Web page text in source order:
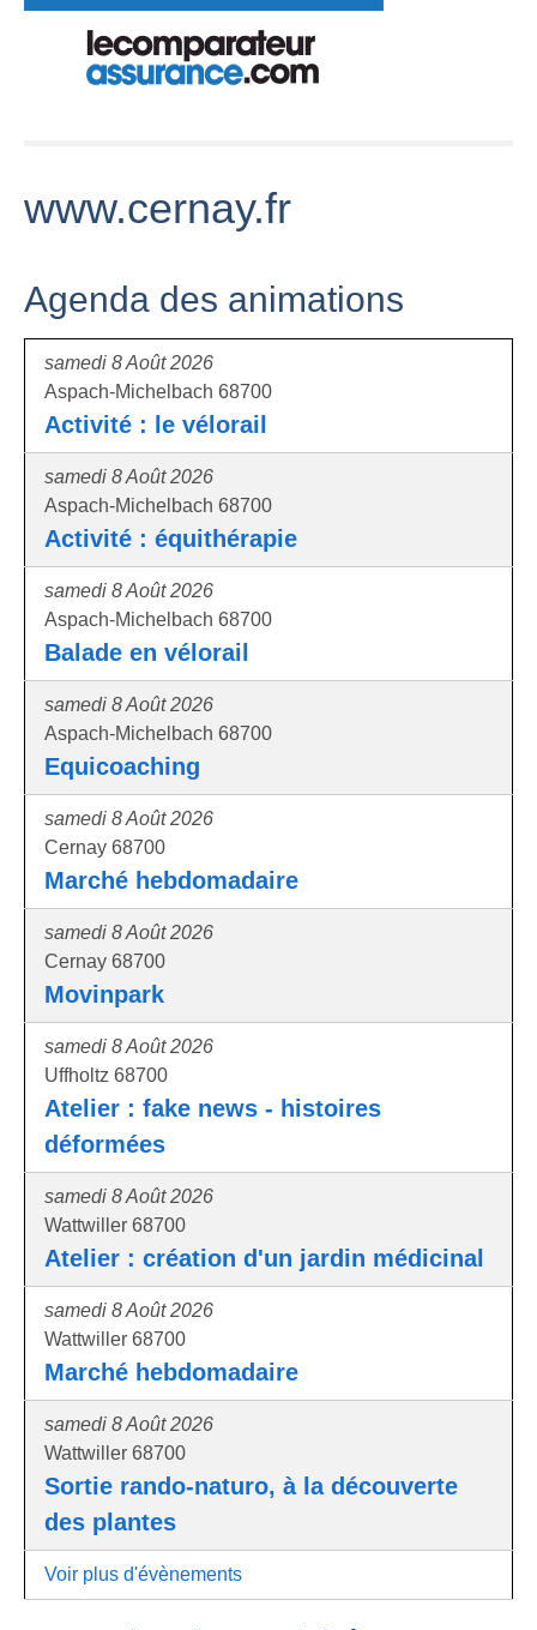
www.cernay.fr
Agenda des animations
samedi 8 Août 2026
Aspach-Michelbach 68700
Activité : le vélorail
samedi 8 Août 2026
Aspach-Michelbach 68700
Activité : équithérapie
samedi 8 Août 2026
Aspach-Michelbach 68700
Balade en vélorail
samedi 8 Août 2026
Aspach-Michelbach 68700
Equicoaching
samedi 8 Août 2026
Cernay 68700
Marché hebdomadaire
samedi 8 Août 2026
Cernay 68700
Movinpark
samedi 8 Août 2026
Uffholtz 68700
Atelier : fake news - histoires
déformées
samedi 8 Août 2026
Wattwiller 68700
Atelier : création d'un jardin médicinal
samedi 8 Août 2026
Wattwiller 68700
Marché hebdomadaire
samedi 8 Août 2026
Wattwiller 68700
Sortie rando-naturo, à la découverte
des plantes
Voir plus d'évènements